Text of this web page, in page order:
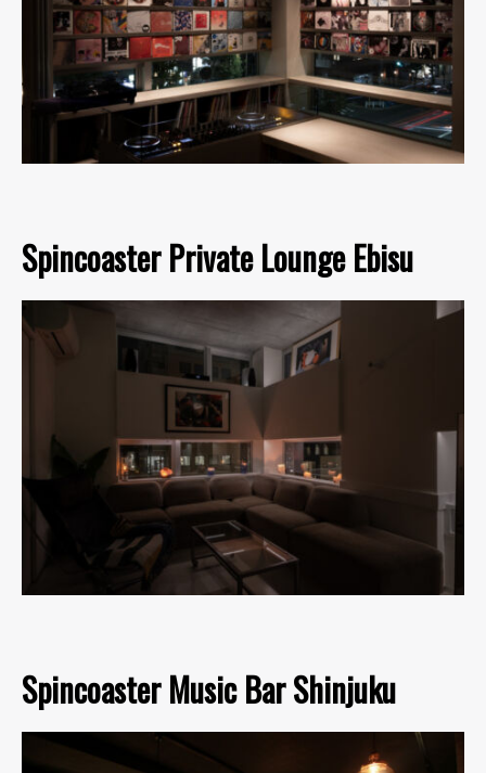
Spincoaster Private Lounge Ebisu
Spincoaster Music Bar Shinjuku